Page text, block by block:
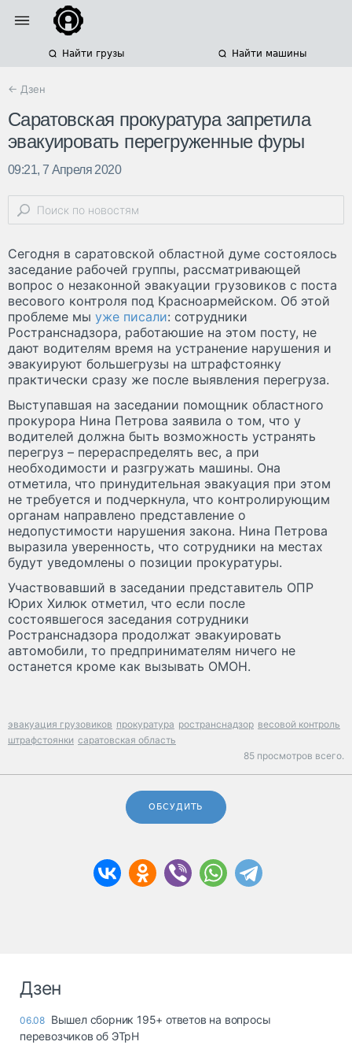
Найти грузы Найти машины
← Дзен
Саратовская прокуратура запретила
эвакуировать перегруженные фуры
09:21, 7 Апреля 2020
Сегодня в саратовской областной думе состоялось
заседание рабочей группы, рассматривающей
вопрос о незаконной эвакуации грузовиков с поста
весового контроля под Красноармейском. Об этой
проблеме мы уже писали: сотрудники
Ространснадзора, работаюшие на этом посту, не
дают водителям время на устранение нарушения и
эвакуируют большегрузы на штрафстоянку
практически сразу же после выявления перегруза.
Выступавшая на заседании помощник областного
прокурора Нина Петрова заявила о том, что у
водителей должна быть возможность устранять
перегруз – перераспределять вес, а при
необходимости и разгружать машины. Она
отметила, что принудительная эвакуация при этом
не требуется и подчеркнула, что контролирующим
органам направлено представление о
недопустимости нарушения закона. Нина Петрова
выразила уверенность, что сотрудники на местах
будут уведомлены о позиции прокуратуры.
Участвовавший в заседании представитель ОПР
Юрих Хилюк отметил, что если после
состоявшегося заседания сотрудники
Ространснадзора продолжат эвакуировать
автомобили, то предпринимателям ничего не
останется кроме как вызывать ОМОН.
эвакуация грузовиков прокуратура ространснадзор весовой контроль
штрафстоянки саратовская область
85 просмотров всего.
ОБСУДИТЬ
Дзен
06.08 Вышел сборник 195+ ответов на вопросы
перевозчиков об ЭТрН